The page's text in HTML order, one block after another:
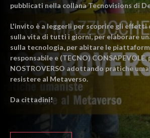
pubblicati nella collana Tecnovisions di
L'invito è a leggerli per scoprire gli effetti
sulla vita di tutti i giorni, per elaborare
sulla tecnologia, per abitare le
responsabile e (TECNO)
NOSTROVERSO adottando pratiche
resistere al Metaverso.
Da cittadini!